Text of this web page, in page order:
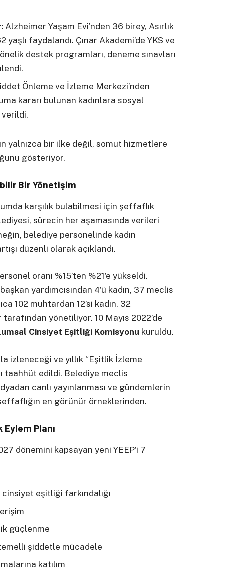
Alzheimer Yaşam Evi’nden 36 birey, Asırlık
yaşlı faydalandı. Çınar Akademi’de YKS ve
destek programları, deneme sınavları
Önleme ve İzleme Merkezi’nden
kararı bulunan kadınlara sosyal
yalnızca bir ilke değil, somut hizmetlere
gösteriyor.
Bir Yönetişim
karşılık bulabilmesi için şeffaflık
sürecin her aşamasında verileri
belediye personelinde kadın
düzenli olarak açıklandı.
oranı %15’ten %21’e yükseldi.
yardımcısından 4’ü kadın, 37 meclis
102 muhtardan 12’si kadın. 32
tarafından yönetiliyor. 10 Mayıs 2022’de
Cinsiyet Eşitliği Komisyonu kuruldu.
izleneceği ve yıllık “Eşitlik İzleme
taahhüt edildi. Belediye meclis
canlı yayınlanması ve gündemlerin
en görünür örneklerinden.
Planı
dönemini kapsayan yeni YEEP’i 7
eşitliği farkındalığı
güçlenme
şiddetle mücadele
katılım